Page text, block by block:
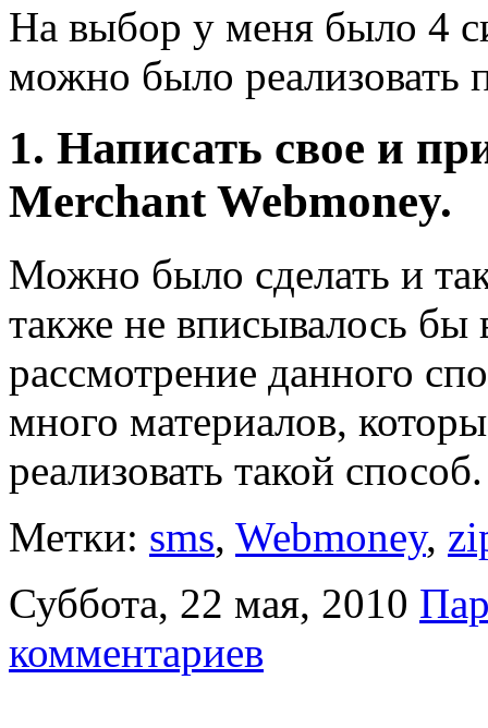
На выбор у меня было 4
можно было реализовать
1. Написать свое и
Merchant Webmoney.
Можно было сделать и
также не вписывалось
рассмотрение данного
много материалов,
реализовать такой
Метки: sms, Webmoney,
Суббота, 22 мая, 2010
комментариев